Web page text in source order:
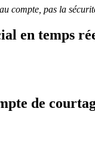
compte, pas la
en temps
de